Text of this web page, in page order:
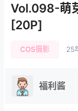
Vol.098-萌
[20P]
COS摄影 25
福利酱